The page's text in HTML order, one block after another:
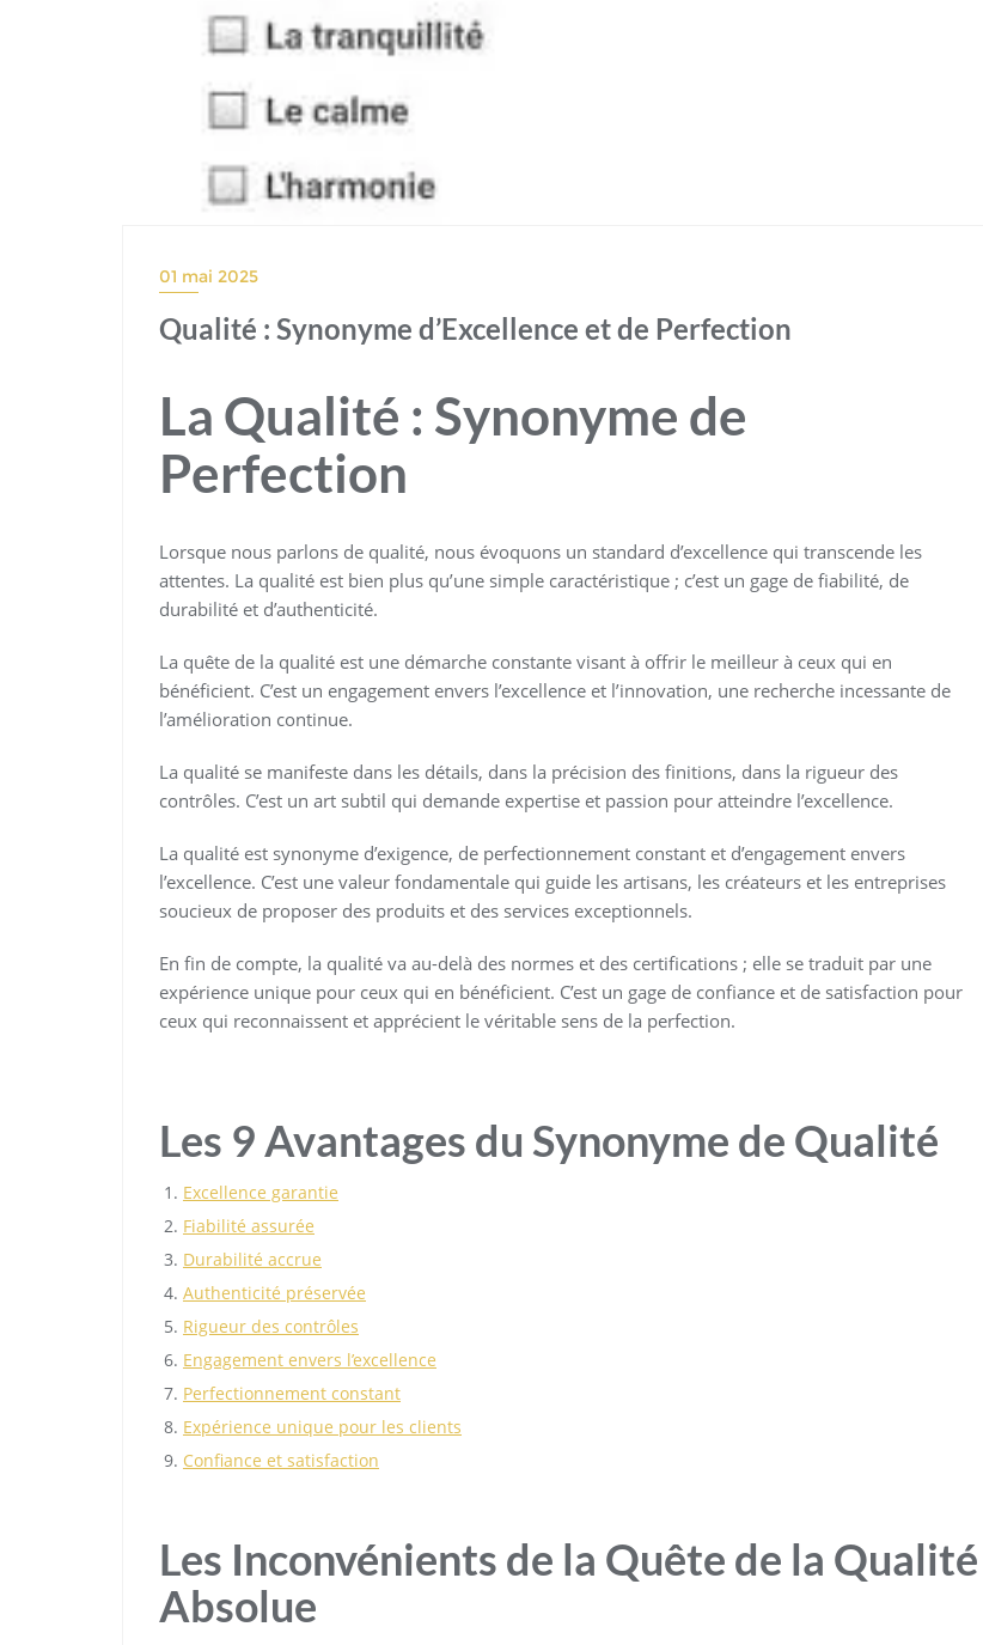
01 mai 2025
Qualité : Synonyme d’Excellence et de Perfection
La Qualité : Synonyme de
Perfection
Lorsque nous parlons de qualité, nous évoquons un standard d’excellence qui transcende les
attentes. La qualité est bien plus qu’une simple caractéristique ; c’est un gage de fiabilité, de
durabilité et d’authenticité.
La quête de la qualité est une démarche constante visant à offrir le meilleur à ceux qui en
bénéficient. C’est un engagement envers l’excellence et l’innovation, une recherche incessante de
l’amélioration continue.
La qualité se manifeste dans les détails, dans la précision des finitions, dans la rigueur des
contrôles. C’est un art subtil qui demande expertise et passion pour atteindre l’excellence.
La qualité est synonyme d’exigence, de perfectionnement constant et d’engagement envers
l’excellence. C’est une valeur fondamentale qui guide les artisans, les créateurs et les entreprises
soucieux de proposer des produits et des services exceptionnels.
En fin de compte, la qualité va au-delà des normes et des certifications ; elle se traduit par une
expérience unique pour ceux qui en bénéficient. C’est un gage de confiance et de satisfaction pour
ceux qui reconnaissent et apprécient le véritable sens de la perfection.
Les 9 Avantages du Synonyme de Qualité
Excellence garantie
Fiabilité assurée
Durabilité accrue
Authenticité préservée
Rigueur des contrôles
Engagement envers l’excellence
Perfectionnement constant
Expérience unique pour les clients
Confiance et satisfaction
Les Inconvénients de la Quête de la Qualité
Absolue